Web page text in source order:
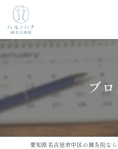
ブ
愛知県名古屋市中区の鍼灸院な